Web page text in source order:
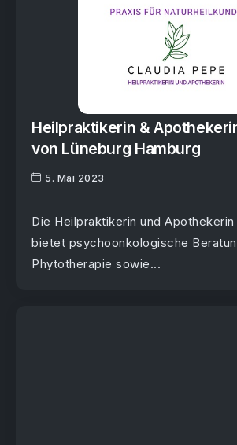
Heilpraktikerin &
von Lüneburg Hamburg
5. Mai 2023
Die Heilpraktikerin und
bietet psychoonkologische
Phytotherapie sowie...